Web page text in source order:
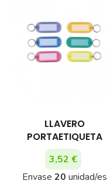
LLAVERO
PORTAETIQUETA
3,52 €
Envase 20 unidad/es